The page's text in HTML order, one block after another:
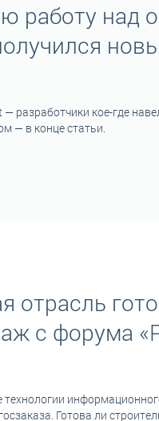
работу над
разработчики кое-где
— в конце статьи.
отрасль
с форума
Готова ли